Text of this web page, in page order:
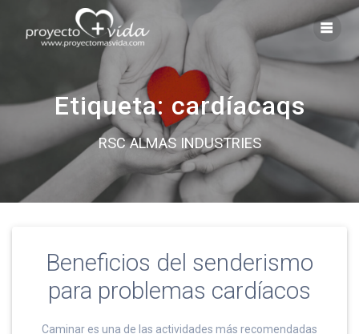
contenido
Etiqueta: cardíacaqs
RSC ALMAS INDUSTRIES
Beneficios del senderismo
para problemas cardíacos
Caminar es una de las actividades más recomendadas